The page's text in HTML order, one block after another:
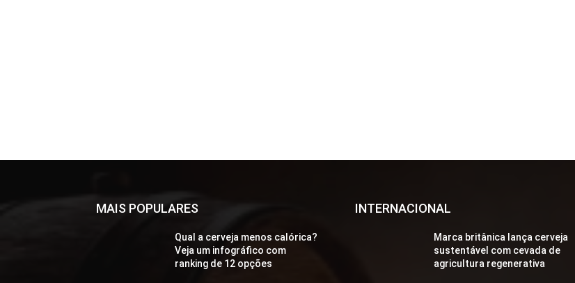
MAIS POPULARES
Qual a cerveja menos calórica?
Veja um infográfico com
ranking de 12 opções
INTERNACIONAL
Marca britânica lança cerveja
sustentável com cevada de
agricultura regenerativa